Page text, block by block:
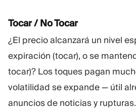
Tocar / No Tocar
¿El precio alcanzará un nivel
expiración (tocar), o se
tocar)? Los toques pagan
volatilidad se expande — útil
anuncios de noticias y